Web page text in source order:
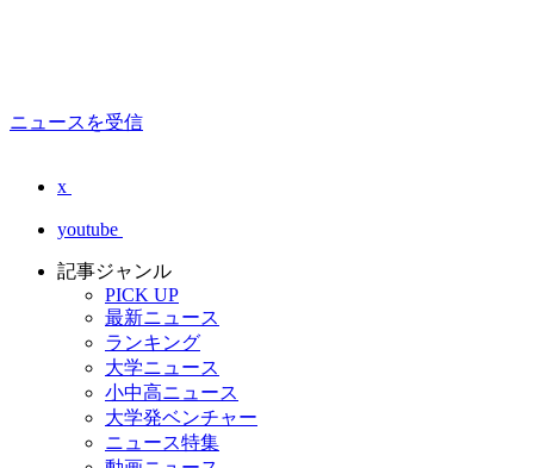
ニュースを受信
x
youtube
記事ジャンル
PICK UP
最新ニュース
ランキング
大学ニュース
小中高ニュース
大学発ベンチャー
ニュース特集